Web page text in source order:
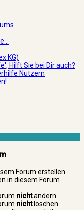
KG)
Hilft Sie bei Dir auch?
Nutzern
Forum erstellen.
in diesem Forum
nichtändern.
nichtlöschen.